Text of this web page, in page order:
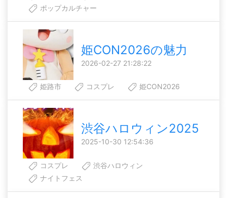
ポップカルチャー
姫CON2026の魅力
2026-02-27 21:28:22
姫路市 コスプレ 姫CON2026
渋谷ハロウィン2025
2025-10-30 12:54:36
コスプレ
渋谷ハロウィン
ナイトフェス